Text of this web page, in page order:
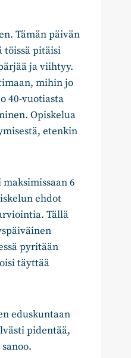
Tämän päivän
töissä pitäisi
ja viihtyy.
mihin jo
40-vuotiasta
Opiskelua
etenkin
6
ehdot
Tällä
pyritään
täyttää
eduskuntaan
pidentää,